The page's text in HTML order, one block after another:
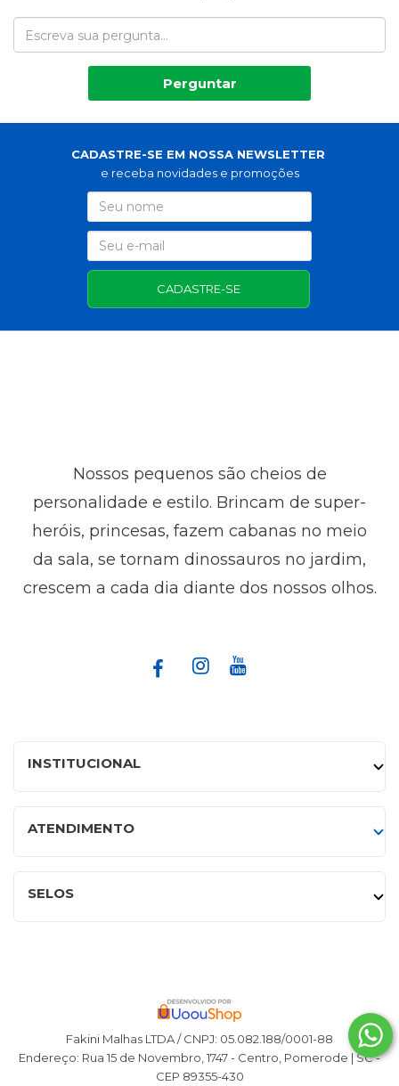
Perguntar
CADASTRE-SE EM NOSSA NEWSLETTER
e receba novidades e promoções
CADASTRE-SE
Nossos pequenos são cheios de
personalidade e estilo. Brincam de super-
heróis, princesas, fazem cabanas no meio
da sala, se tornam dinossauros no jardim,
crescem a cada dia diante dos nossos olhos.
INSTITUCIONAL
ATENDIMENTO
SELOS
Fakini Malhas LTDA / CNPJ: 05.082.188/0001-88
Endereço: Rua 15 de Novembro, 1747 - Centro, Pomerode | SC -
CEP 89355-430